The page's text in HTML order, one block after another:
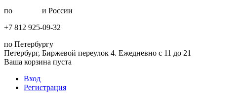
по
и России
+7 812 925-09-32
по Петербургу
Петербург, Биржевой переулок 4. Ежедневно с 11 до 21
Ваша корзина пуста
Вход
Регистрация